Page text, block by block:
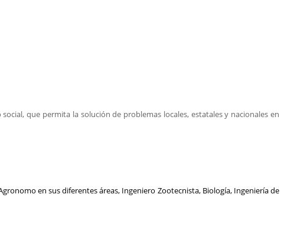
que permita la solución de problemas locales, estatales y nacionales en
en sus diferentes áreas, Ingeniero Zootecnista, Biología, Ingeniería de